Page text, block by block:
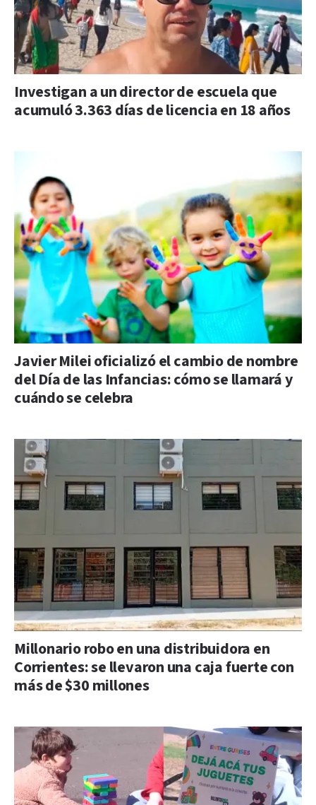
Investigan a un director de escuela que
acumuló 3.363 días de licencia en 18 años
Javier Milei oficializó el cambio de nombre
del Día de las Infancias: cómo se llamará y
cuándo se celebra
Millonario robo en una distribuidora en
Corrientes: se llevaron una caja fuerte con
más de $30 millones